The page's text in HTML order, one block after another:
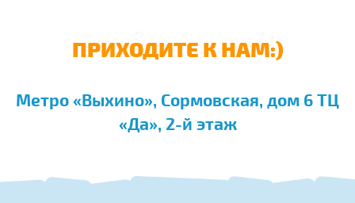
ПРИХОДИТЕ К НАМ:)
Метро «Выхино», Сормовская, дом 6 ТЦ
«Да», 2-й этаж